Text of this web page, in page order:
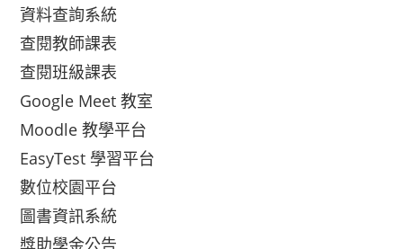
資料查詢系統
查閱教師課表
查閱班級課表
Google Meet 教室
Moodle 教學平台
EasyTest 學習平台
數位校園平台
圖書資訊系統
獎助學金公告